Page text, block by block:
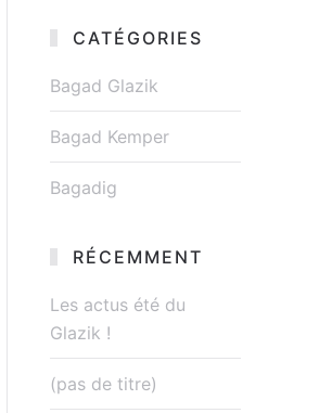
CATÉGORIES
Bagad Glazik
Bagad Kemper
Bagadig
RÉCEMMENT
Les actus été du
Glazik !
(pas de titre)